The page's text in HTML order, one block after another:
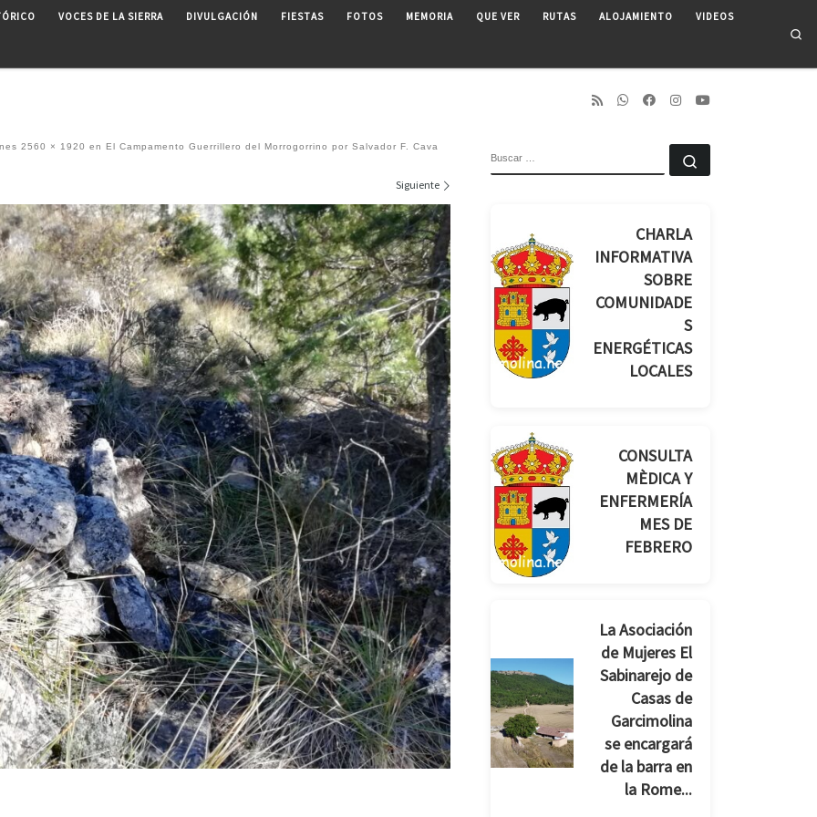
VOCES DE LA SIERRA DIVULGACIÓN FIESTAS FOTOS MEMORIA QUE VER RUTAS ALOJAMIENTO VIDEOS
2560 × 1920 en El Campamento Guerrillero del Morrogorrino por Salvador F. Cava
Siguiente
CHARLA
INFORMATIVA
SOBRE
COMUNIDADE
S
ENERGÉTICAS
LOCALES
CONSULTA
MÈDICA Y
ENFERMERÍA
MES DE
FEBRERO
La Asociación
de Mujeres El
Sabinarejo de
Casas de
Garcimolina
se encargará
de la barra en
la Rome...